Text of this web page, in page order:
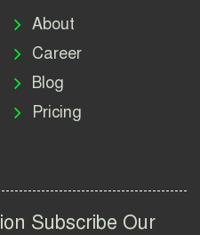
বিজ্ঞপ্তি ২০২৬ | DNC
Circular 2026
পাসপোর্ট করতে কি কি লাগে
| ই-পাসপোর্ট আবেদন ও
Job Circular 2026
About
Career
Blog
Pricing
Subscribe Our